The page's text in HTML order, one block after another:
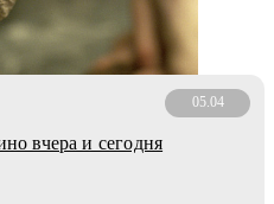
05.04
вчера и сегодня